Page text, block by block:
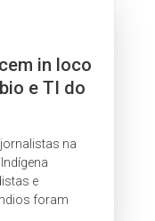
in loco
e TI do
na
e
foram